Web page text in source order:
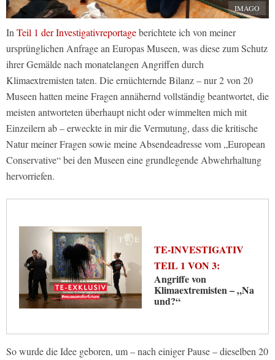
IMAGO
InTeil 1 der Investigativreportageberichtete ich von meiner
ursprünglichen Anfrage an Europas Museen, was diese zum Schutz
ihrer Gemälde nach monatelangen Angriffen durch
Klimaextremisten taten. Die ernüchternde Bilanz – nur 2 von 20
Museen hatten meine Fragen annähernd vollständig beantwortet, die
meisten antworteten überhaupt nicht oder wimmelten mich mit
Einzeilern ab – erweckte in mir die Vermutung, dass die kritische
Natur meiner Fragen sowie meine Absendeadresse vom „European
Conservative“ bei den Museen eine grundlegende Abwehrhaltung
hervorriefen.
TE-INVESTIGATIV
TEIL 1 VON 3:
Angriffe von
Klimaextremisten – „Na
und?“
So wurde die Idee geboren, um – nach einiger Pause – dieselben 20